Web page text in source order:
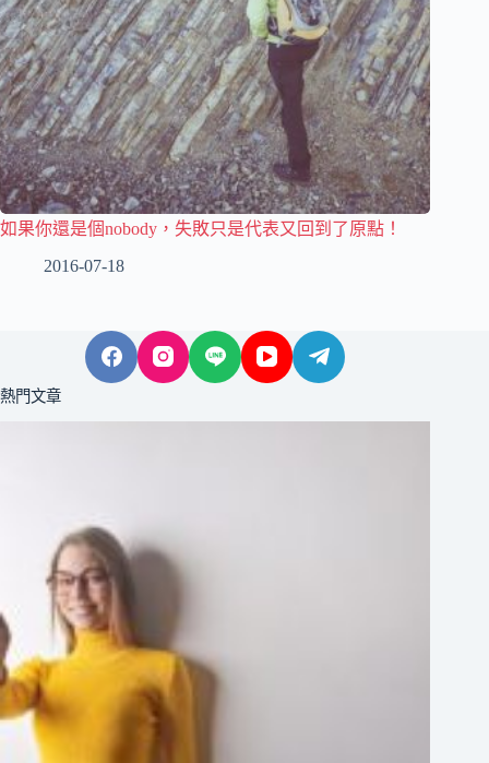
如果你還是個nobody，失敗只是代表又回到了原點！
2016-07-18
熱門文章